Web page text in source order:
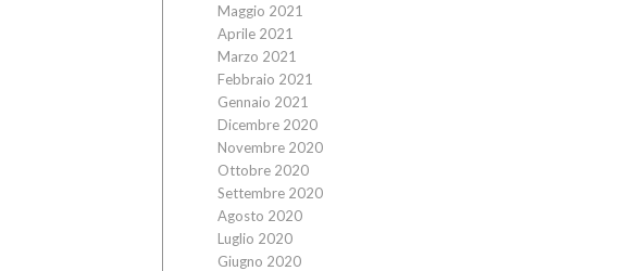
Maggio 2021
Aprile 2021
Marzo 2021
Febbraio 2021
Gennaio 2021
Dicembre 2020
Novembre 2020
Ottobre 2020
Settembre 2020
Agosto 2020
Luglio 2020
Giugno 2020